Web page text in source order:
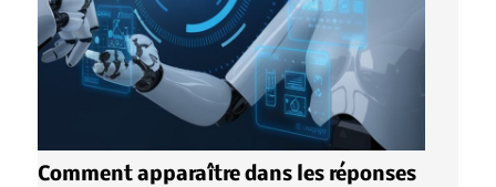
Comment apparaître dans les réponses